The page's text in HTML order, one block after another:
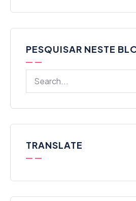
PESQUISAR NESTE
TRANSLATE